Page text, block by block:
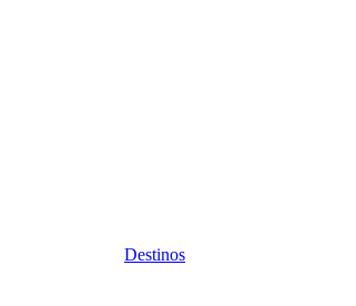
Destinos